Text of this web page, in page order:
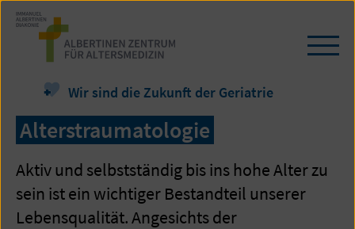
Zum
Seiteninhalt
springen
Wir sind die Zukunft der Geriatrie
Alterstraumatologie
Aktiv und selbstständig bis ins hohe Alter zu
sein ist ein wichtiger Bestandteil unserer
Lebensqualität. Angesichts der